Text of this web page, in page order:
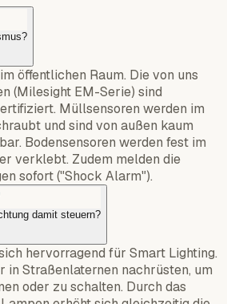
öffentlichen Raum. Die von uns
(Milesight EM-Serie) sind
Müllsensoren werden im
und sind von außen kaum
Bodensensoren werden fest im
verklebt. Zudem melden die
sofort ("Shock Alarm").
damit steuern?
hervorragend für Smart Lighting.
in Straßenlaternen nachrüsten, um
oder zu schalten. Durch das